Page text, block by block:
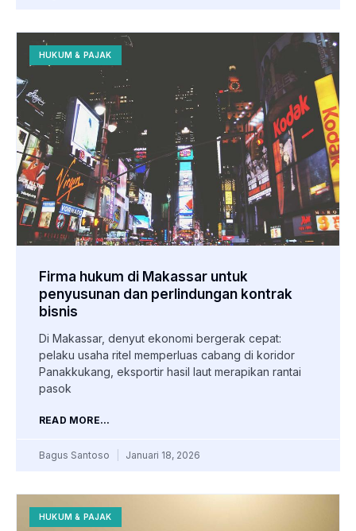
HUKUM & PAJAK
Firma hukum di Makassar untuk
penyusunan dan perlindungan kontrak
bisnis
Di Makassar, denyut ekonomi bergerak cepat:
pelaku usaha ritel memperluas cabang di koridor
Panakkukang, eksportir hasil laut merapikan rantai
pasok
READ MORE...
Bagus Santoso Januari 18, 2026
HUKUM & PAJAK